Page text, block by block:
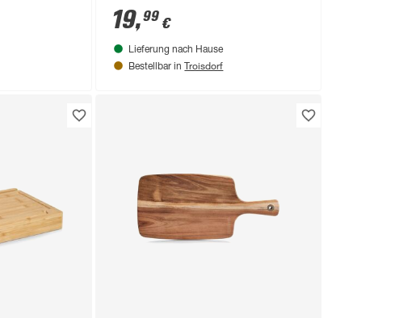
19,99 €
Lieferung nach Hause
Bestellbar in Troisdorf